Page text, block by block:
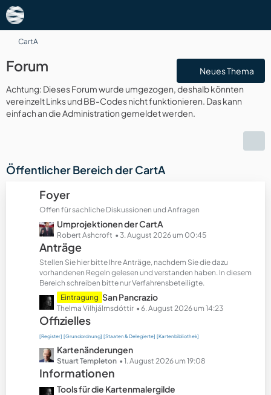
CartA
Forum
Neues Thema
Achtung: Dieses Forum wurde umgezogen, deshalb könnten
vereinzelt Links und BB-Codes nicht funktionieren. Das kann
einfach an die Administration gemeldet werden.
Öffentlicher Bereich der CartA
Foyer
Offen für sachliche Diskussionen und Anfragen
L
e
t
z
t
e
B
e
i
t
ä
g
e
Umprojektionen der CartA
Robert Ashcroft 3. August 2026 um 00:45
Anträge
Stellen Sie hier bitte Ihre Anträge, nachdem Sie die dazu
vorhandenen Regeln gelesen und verstanden haben. In diesem
Bereich schreiben bitte nur Verfahrensbeteiligte.
L
e
t
z
t
e
B
Eintragung San Pancrazio
Thelma Vilhjálmsdóttir 6. August 2026 um 14:23
Offizielles
[Register] [Grundordnung] [Staaten & Delegierte] [Kartenbibliothek]
L
e
z
Kartenänderungen
Stuart Templeton 1. August 2026 um 19:08
Informationen
L
Tools für die Kartenmalergilde